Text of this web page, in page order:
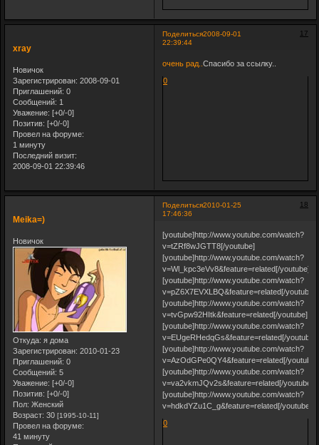
Поделиться 17
2008-09-01
22:39:44
xray
Новичок
Зарегистрирован: 2008-09-01
Приглашений: 0
Сообщений: 1
Уважение: [+0/-0]
Позитив: [+0/-0]
Провел на форуме:
1 минуту
Последний визит:
2008-09-01 22:39:46
очень рад..Спасибо за ссылку..
0
Поделиться 18
2010-01-25
17:46:36
Meika=)
Новичок
Откуда: я дома
Зарегистрирован: 2010-01-23
Приглашений: 0
Сообщений: 5
Уважение: [+0/-0]
Позитив: [+0/-0]
Пол: Женский
Возраст: 30 [1995-10-11]
Провел на форуме:
41 минуту
[youtube]http://www.youtube.com/watch?
v=tZRf8wJGTT8[/youtube]
[youtube]http://www.youtube.com/watch?
v=Wl_kpc3eVv8&feature=related[/youtube]
[youtube]http://www.youtube.com/watch?
v=pZ6X7EVXLBQ&feature=related[/youtube]
[youtube]http://www.youtube.com/watch?
v=tvGpw92HItk&feature=related[/youtube]
[youtube]http://www.youtube.com/watch?
v=EUgeRHedqGs&feature=related[/youtube]
[youtube]http://www.youtube.com/watch?
v=AzOdGPe0QY4&feature=related[/youtube]
[youtube]http://www.youtube.com/watch?
v=va2vkmJQv2s&feature=related[/youtube]
[youtube]http://www.youtube.com/watch?
v=hdkdYZu1C_g&feature=related[/youtube]
0